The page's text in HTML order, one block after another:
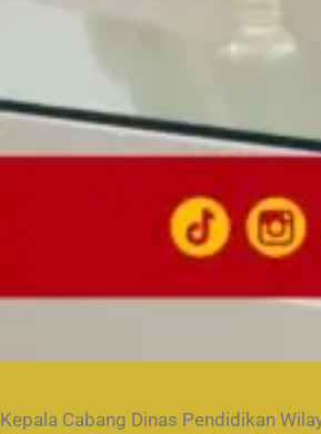
Kepala Cabang Dinas Pendidikan